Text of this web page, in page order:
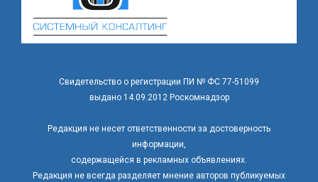
Свидетельство о регистрации ПИ № ФС 77-51099
выдано 14.09.2012 Роскомнадзор
Редакция не несет ответственности за достоверность
информации,
содержащейся в рекламных объявлениях.
Редакция не всегда разделяет мнение авторов публикуемых